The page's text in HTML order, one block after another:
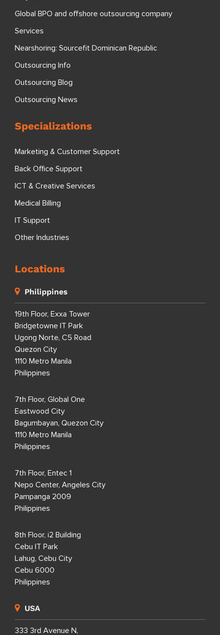
Global BPO and offshore outsourcing company
Services
Nearshoring: Sourcefit Dominican Republic
Outsourcing Info
Outsourcing Blog
Outsourcing News
Specializations
Marketing & Customer Support
Back Office Support
ICT & Creative Services
Medical Billing
IT Support
Other Industries
Locations
Philippines
19th Floor, Exxa Tower
Bridgetowne IT Park
Ugong Norte, C5 Road
Quezon City
1110 Metro Manila
Philippines
7th Floor, Global One
Eastwood City
Bagumbayan, Quezon City
1110 Metro Manila
Philippines
7th Floor, Entec 1
Nepo Center, Angeles City
Pampanga 2009
Philippines
8th Floor, i2 Building
Cebu IT Park
Lahug, Cebu City
Cebu 6000
Philippines
USA
333 3rd Avenue N,